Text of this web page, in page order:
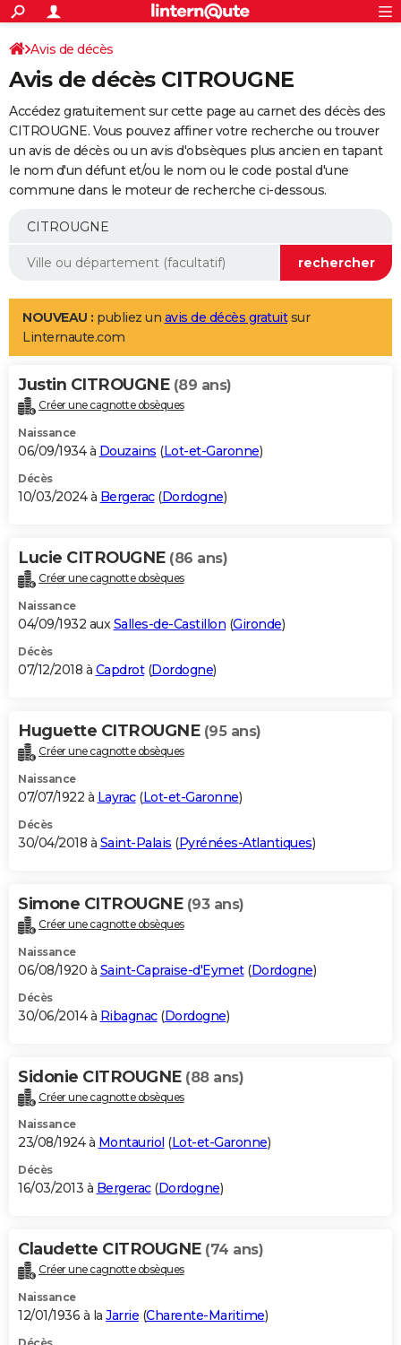
ACTUALITÉS
Politique
Société
Faits Divers
Education
Monde
Villes
+
SPORT
Coupe du monde 2026
Football
Tennis
Cyclisme
Rugby
Forum
Programme TV
TNT
Streaming
Cinéma
Sorties cinéma
Musique
+
FINANCE
Impôts
Immobilier
Risques naturels par ville
Banque
Assurance
Crédit
AUTO
Essais
Réserver un essai
Citadines
Berlines
SUV
Forum auto
+
Mobiles
Meilleur smartphone
Internet
Ordinateurs
Jeux vidéo
Guide high-tech
Aménagement intérieur
LIFESTYLE
Art de vivre
Bien-être
Loisirs
Mode
Modes de vie
Alimentation
Guide de la santé
Maladies
Médicaments
Sommeil
VOYAGE
Destinations
City break
Voyage nature
Voyage de noces
Forum
Climat
+PHOTO
GUIDES D'ACHAT
BONS PLANS
Carte de Noël
Carte Bonne année
Carte Saint-Valentin
Carte Pâques
Carte d'anniversaire
DICTIONNAIRE
Dictionnaire
Biographies
Citations
Expressions
Proverbes
PROGRAMME TV
S'inscrire
Se connecter
Lycées
Collèges
Primaires
Universités
Entreprises
Service militaire
Avis de recherche
AVIS DE DÉCÈS
Bricolage
Lifestyle
Culture
Sport
Auto
Television
Voyage
Cinema
Avis de décès
Avis de décès CITROUGNE
Accédez gratuitement sur cette page au carnet des décès des
CITROUGNE. Vous pouvez affiner votre recherche ou trouver
un avis de décès ou un avis d'obsèques plus ancien en tapant
le nom d'un défunt et/ou le nom ou le code postal d'une
commune dans le moteur de recherche ci-dessous.
NOUVEAU : publiez un avis de décès gratuitsur
Linternaute.com
Justin CITROUGNE (89 ans)
Créer une cagnotte obsèques
Naissance
06/09/1934 à Douzains (Lot-et-Garonne)
Décès
10/03/2024 à Bergerac(Dordogne)
Lucie CITROUGNE (86 ans)
Créer une cagnotte obsèques
Naissance
04/09/1932 auxSalles-de-Castillon (Gironde)
Décès
07/12/2018 à Capdrot(Dordogne)
Huguette CITROUGNE (95 ans)
Créer une cagnotte obsèques
Naissance
07/07/1922 à Layrac(Lot-et-Garonne)
Décès
30/04/2018 à Saint-Palais (Pyrénées-Atlantiques)
Simone CITROUGNE (93 ans)
Créer une cagnotte obsèques
Naissance
06/08/1920 à Saint-Capraise-d'Eymet(Dordogne)
Décès
30/06/2014 à Ribagnac(Dordogne)
Sidonie CITROUGNE (88 ans)
Créer une cagnotte obsèques
Naissance
23/08/1924 à Montauriol (Lot-et-Garonne)
Décès
16/03/2013 à Bergerac(Dordogne)
Claudette CITROUGNE (74 ans)
Créer une cagnotte obsèques
Naissance
12/01/1936 à la Jarrie (Charente-Maritime)